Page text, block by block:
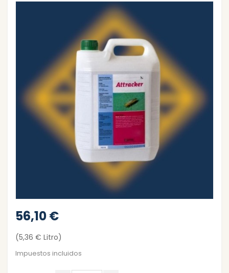
56,10 €
(5,36 € Litro)
Impuestos incluidos